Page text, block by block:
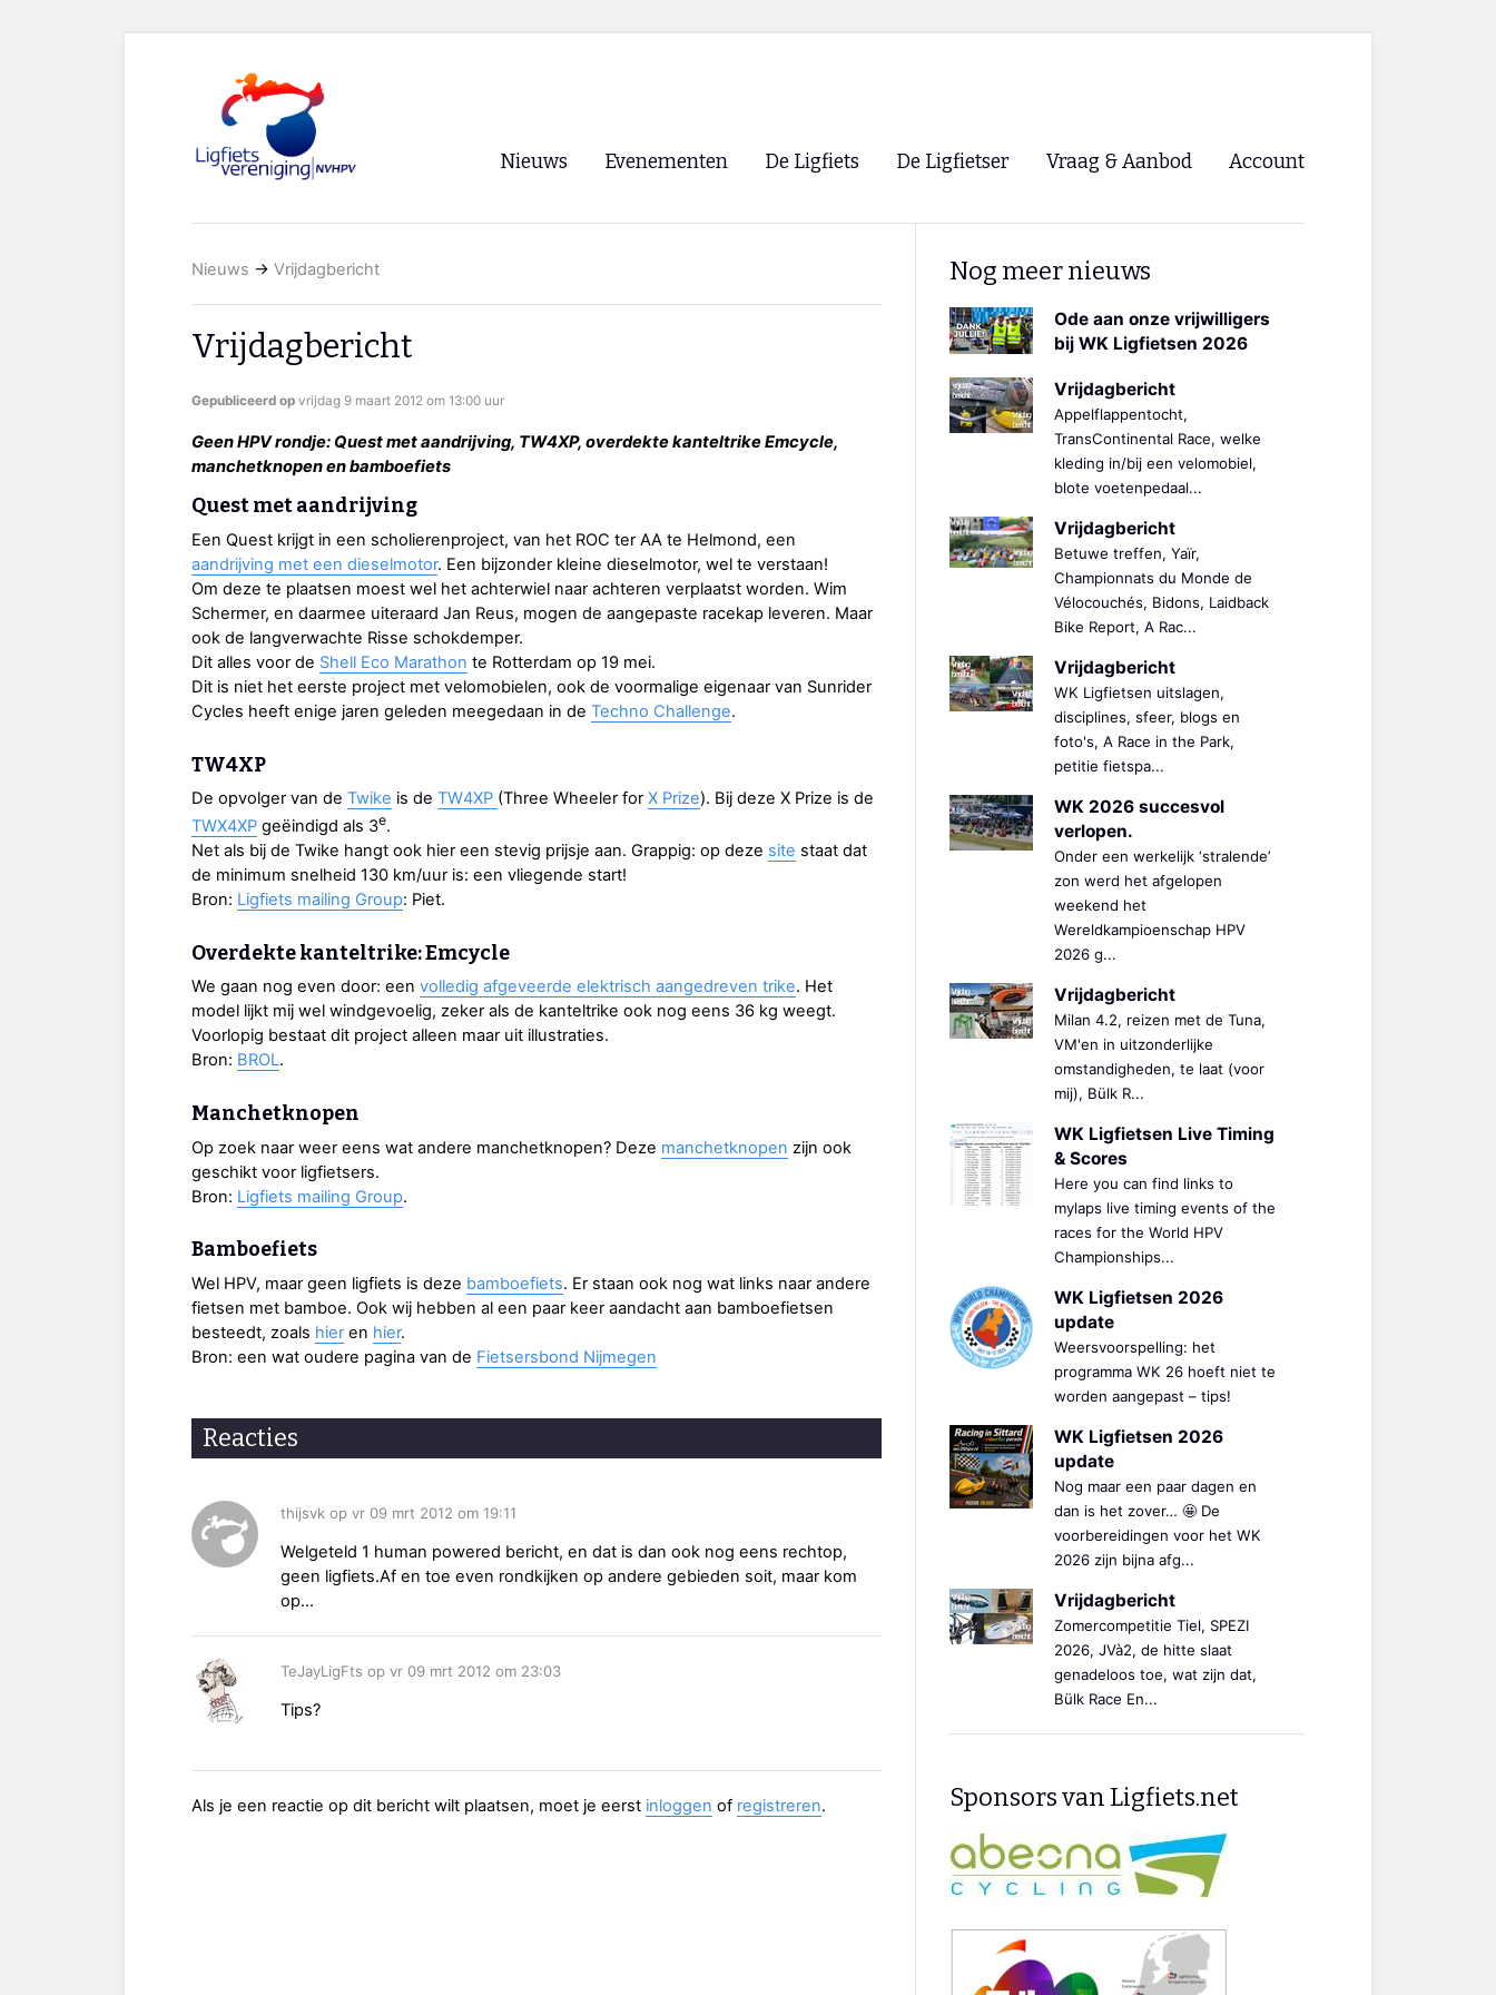
Nieuws Evenementen
WK Ligfietsen 2026
De Ligfiets De Ligfietser
Ligfietsvereninging NVHPV
Lokale Fietsverenigingen
EHPVA & EuSupino 🡺
Vraag & Aanbod Account
Nieuws → Vrijdagbericht
Vrijdagbericht
Gepubliceerd op vrijdag 9 maart 2012 om 13:00 uur
Geen HPV rondje: Quest met aandrijving, TW4XP, overdekte kanteltrike Emcycle,
manchetknopen en bamboefiets
Quest met aandrijving
Een Quest krijgt in een scholierenproject, van het ROC ter AA te Helmond, een
aandrijving met een dieselmotor. Een bijzonder kleine dieselmotor, wel te verstaan!
Om deze te plaatsen moest wel het achterwiel naar achteren verplaatst worden. Wim
Schermer, en daarmee uiteraard Jan Reus, mogen de aangepaste racekap leveren. Maar
ook de langverwachte Risse schokdemper.
Dit alles voor de Shell Eco Marathon te Rotterdam op 19 mei.
Dit is niet het eerste project met velomobielen, ook de voormalige eigenaar van Sunrider
Cycles heeft enige jaren geleden meegedaan in de Techno Challenge.
TW4XP
De opvolger van de Twike is de TW4XP (Three Wheeler forX Prize). Bij deze X Prize is de
TWX4XP geëindigd als 3e.
Net als bij de Twike hangt ook hier een stevig prijsje aan. Grappig: op deze site staat dat
de minimum snelheid 130 km/uur is: een vliegende start!
Bron: Ligfiets mailing Group: Piet.
Overdekte kanteltrike: Emcycle
We gaan nog even door: een volledig afgeveerde elektrisch aangedreven trike. Het
model lijkt mij wel windgevoelig, zeker als de kanteltrike ook nog eens 36 kg weegt.
Voorlopig bestaat dit project alleen maar uit illustraties.
Bron: BROL.
Manchetknopen
Op zoek naar weer eens wat andere manchetknopen? Deze manchetknopen zijn ook
geschikt voor ligfietsers.
Bron: Ligfiets mailing Group.
Bamboefiets
Wel HPV, maar geen ligfiets is deze bamboefiets. Er staan ook nog wat links naar andere
fietsen met bamboe. Ook wij hebben al een paar keer aandacht aan bamboefietsen
besteedt, zoals hier en hier.
Bron: een wat oudere pagina van de Fietsersbond Nijmegen
Reacties
thijsvk op vr 09 mrt 2012 om 19:11
Welgeteld 1 human powered bericht, en dat is dan ook nog eens rechtop,
geen ligfiets.Af en toe even rondkijken op andere gebieden soit, maar kom
op...
TeJayLigFts op vr 09 mrt 2012 om 23:03
Tips?
Als je een reactie op dit bericht wilt plaatsen, moet je eerst inloggen of registreren.
Nog meer nieuws
Ode aan onze vrijwilligers
bij WK Ligfietsen 2026
Vrijdagbericht
Appelflappentocht,
TransContinental Race, welke
kleding in/bij een velomobiel,
blote voetenpedaal...
Vrijdagbericht
Betuwe treffen, Yaïr,
Championnats du Monde de
Vélocouchés, Bidons, Laidback
Bike Report, A Rac...
Vrijdagbericht
WK Ligfietsen uitslagen,
disciplines, sfeer, blogs en
foto's, A Race in the Park,
petitie fietspa...
WK 2026 succesvol
verlopen.
Onder een werkelijk ‘stralende’
zon werd het afgelopen
weekend het
Wereldkampioenschap HPV
2026 g...
Vrijdagbericht
Milan 4.2, reizen met de Tuna,
VM'en in uitzonderlijke
omstandigheden, te laat (voor
mij), Bülk R...
WK Ligfietsen Live Timing
& Scores
Here you can find links to
mylaps live timing events of the
races for the World HPV
Championships...
WK Ligfietsen 2026
update
Weersvoorspelling: het
programma WK 26 hoeft niet te
worden aangepast – tips!
WK Ligfietsen 2026
update
Nog maar een paar dagen en
dan is het zover… 🤩 De
voorbereidingen voor het WK
2026 zijn bijna afg...
Vrijdagbericht
Zomercompetitie Tiel, SPEZI
2026, JVà2, de hitte slaat
genadeloos toe, wat zijn dat,
Bülk Race En...
Sponsors van Ligfiets.net